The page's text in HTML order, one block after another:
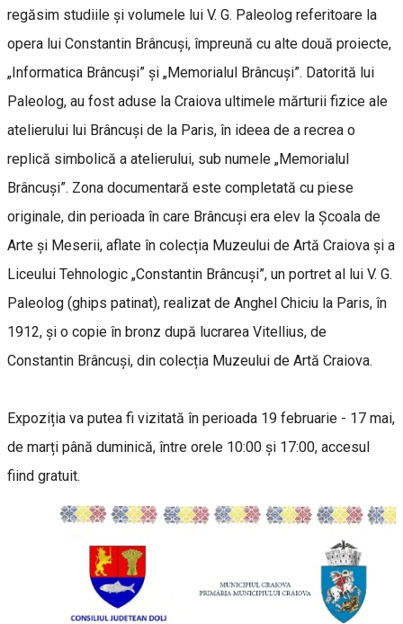
regăsim studiile și volumele lui V. G. Paleolog referitoare la
opera lui Constantin Brâncuși, împreună cu alte două proiecte,
„Informatica Brâncuși” și „Memorialul Brâncuși”. Datorită lui
Paleolog, au fost aduse la Craiova ultimele mărturii fizice ale
atelierului lui Brâncuși de la Paris, în ideea de a recrea o
replică simbolică a atelierului, sub numele „Memorialul
Brâncuși”. Zona documentară este completată cu piese
originale, din perioada în care Brâncuși era elev la Școala de
Arte și Meserii, aflate în colecția Muzeului de Artă Craiova și a
Liceului Tehnologic „Constantin Brâncuși”, un portret al lui V. G.
Paleolog (ghips patinat), realizat de Anghel Chiciu la Paris, în
1912, și o copie în bronz după lucrarea Vitellius, de
Constantin Brâncuși, din colecția Muzeului de Artă Craiova.
Expoziția va putea fi vizitată în perioada 19 februarie - 17 mai,
de marți până duminică, între orele 10:00 și 17:00, accesul
fiind gratuit.